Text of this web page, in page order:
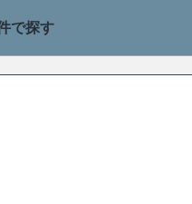
で探す